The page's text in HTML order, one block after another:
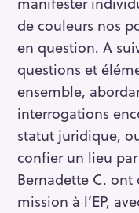
de couleurs nos
en question. A
questions et
ensemble,
interrogations
statut juridique,
confier un lieu
Bernadette C.
mission à l’EP,